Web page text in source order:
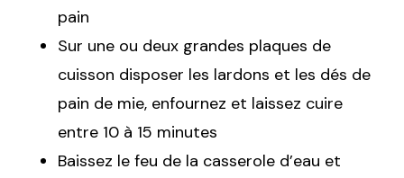
pain
Sur une ou deux grandes plaques de
cuisson disposer les lardons et les dés de
pain de mie, enfournez et laissez cuire
entre 10 à 15 minutes
Baissez le feu de la casserole d’eau et